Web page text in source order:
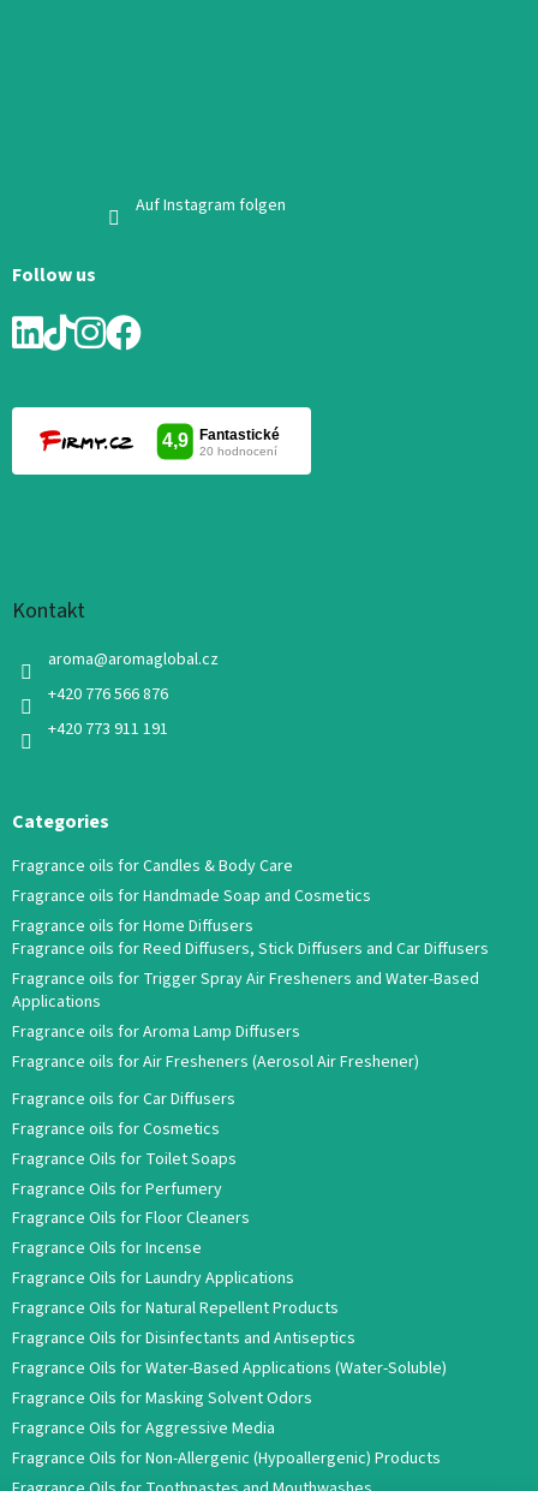
Auf Instagram folgen
Follow us
Kontakt
aroma@aromaglobal.cz
+420 776 566 876
+420 773 911 191
Categories
Fragrance oils for Candles & Body Care
Fragrance oils for Handmade Soap and Cosmetics
Fragrance oils for Home Diffusers
Fragrance oils for Reed Diffusers, Stick Diffusers and Car Diffusers
Fragrance oils for Trigger Spray Air Fresheners and Water-Based
Applications
Fragrance oils for Aroma Lamp Diffusers
Fragrance oils for Air Fresheners (Aerosol Air Freshener)
Fragrance oils for Car Diffusers
Fragrance oils for Cosmetics
Fragrance Oils for Toilet Soaps
Fragrance Oils for Perfumery
Fragrance Oils for Floor Cleaners
Fragrance Oils for Incense
Fragrance Oils for Laundry Applications
Fragrance Oils for Natural Repellent Products
Fragrance Oils for Disinfectants and Antiseptics
Fragrance Oils for Water-Based Applications (Water-Soluble)
Fragrance Oils for Masking Solvent Odors
Fragrance Oils for Aggressive Media
Fragrance Oils for Non-Allergenic (Hypoallergenic) Products